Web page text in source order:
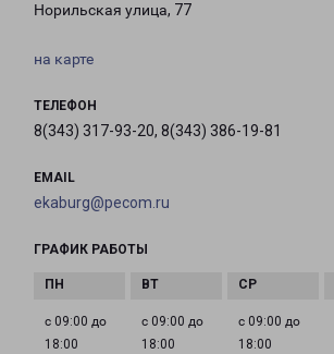
Норильская улица, 77
на карте
ТЕЛЕФОН
8(343) 317-93-20, 8(343) 386-19-81
EMAIL
ekaburg@pecom.ru
ГРАФИК РАБОТЫ
с 09:00 до
18:00
с 09:00 до
18:00
с 09:00 до
18:00